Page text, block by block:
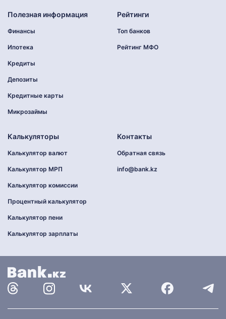
Полезная информация
Финансы
Ипотека
Кредиты
Депозиты
Кредитные карты
Микрозаймы
Рейтинги
Топ банков
Рейтинг МФО
Калькуляторы
Калькулятор валют
Калькулятор МРП
Калькулятор комиссии
Процентный калькулятор
Калькулятор пени
Калькулятор зарплаты
Контакты
Обратная связь
info@bank.kz